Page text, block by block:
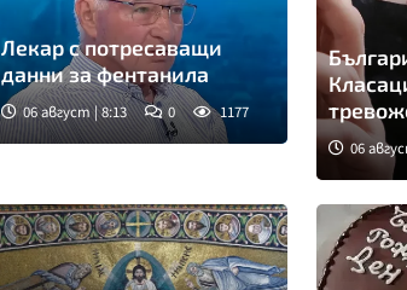
Лекар с потресаващи
данни за фентанила
06 август | 8:13 0 1177
Снимка:
06